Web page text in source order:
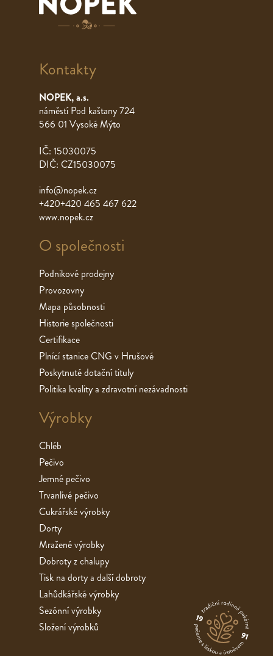
Kontakty
NOPEK, a.s.
náměstí Pod kaštany 724
566 01 Vysoké Mýto
IČ: 15030075
DIČ: CZ15030075
info@nopek.cz
+420+420 465 467 622
www.nopek.cz
O společnosti
Podnikové prodejny
Provozovny
Mapa působnosti
Historie společnosti
Certifikace
Plnící stanice CNG v Hrušové
Poskytnuté dotační tituly
Politika kvality a zdravotní nezávadnosti
Výrobky
Chléb
Pečivo
Jemné pečivo
Trvanlivé pečivo
Cukrářské výrobky
Dorty
Mražené výrobky
Dobroty z chalupy
Tisk na dorty a další dobroty
Lahůdkářské výrobky
Sezónní výrobky
Složení výrobků